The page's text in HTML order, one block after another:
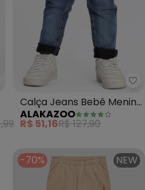
Nick - Calca Moletom
Calça Jeans Bebê Menino
com Elastano (Azul)
ALAKAZOO
R$ 51,16R$ 127,90
-70% NEW